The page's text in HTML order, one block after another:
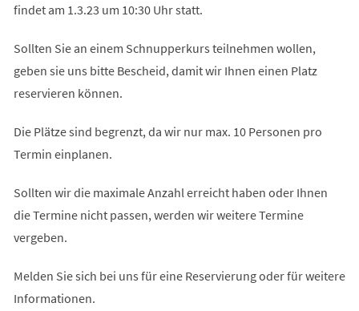
findet am 1.3.23 um 10:30 Uhr statt.
Sollten Sie an einem Schnupperkurs teilnehmen wollen,
geben sie uns bitte Bescheid, damit wir Ihnen einen Platz
reservieren können.
Die Plätze sind begrenzt, da wir nur max. 10 Personen pro
Termin einplanen.
Sollten wir die maximale Anzahl erreicht haben oder Ihnen
die Termine nicht passen, werden wir weitere Termine
vergeben.
Melden Sie sich bei uns für eine Reservierung oder für weitere
Informationen.